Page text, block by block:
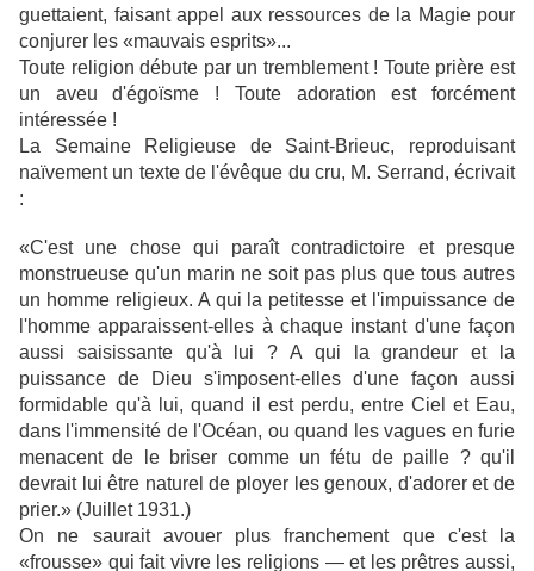
guettaient, faisant appel aux ressources de la Magie pour
conjurer les «mauvais esprits»...
Toute religion débute par un tremblement ! Toute prière est
un aveu d'égoïsme ! Toute adoration est forcément
intéressée !
La Semaine Religieuse de Saint-Brieuc, reproduisant
naïvement un texte de l'évêque du cru, M. Serrand, écrivait
:
«C'est une chose qui paraît contradictoire et presque
monstrueuse qu'un marin ne soit pas plus que tous autres
un homme religieux. A qui la petitesse et l'impuissance de
l'homme apparaissent-elles à chaque instant d'une façon
aussi saisissante qu'à lui ? A qui la grandeur et la
puissance de Dieu s'imposent-elles d'une façon aussi
formidable qu'à lui, quand il est perdu, entre Ciel et Eau,
dans l'immensité de l'Océan, ou quand les vagues en furie
menacent de le briser comme un fétu de paille ? qu'il
devrait lui être naturel de ployer les genoux, d'adorer et de
prier.» (Juillet 1931.)
On ne saurait avouer plus franchement que c'est la
«frousse» qui fait vivre les religions — et les prêtres aussi,